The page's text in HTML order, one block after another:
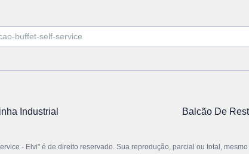
Industrial Balcão De
- Elvi" é de direito reservado. Sua reprodução, parcial ou total,